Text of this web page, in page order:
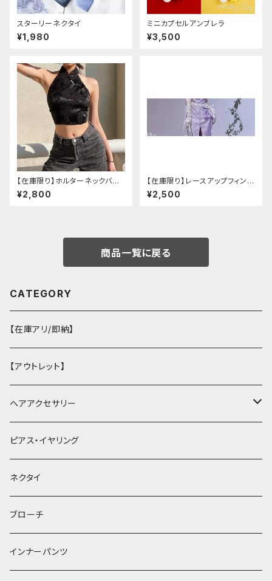
スターリーネクタイ
¥1,980
ミニカプセルアンブレラ
¥3,500
【在庫限り】ホルターネックバッ
クリボンチャイナシャツ
¥2,800
【在庫限り】レースアップフィンガ
ーレスカバー(パンクチャイナ)
¥2,500
商品一覧に戻る
CATEGORY
【在庫アリ/即納】
【アウトレット】
ヘアアクセサリー
ヘアクリップ
ヘッドドレス・カチューシャ
ヘアゴム
簪
ピアス・イヤリング
ネクタイ
ブローチ
インナーパンツ